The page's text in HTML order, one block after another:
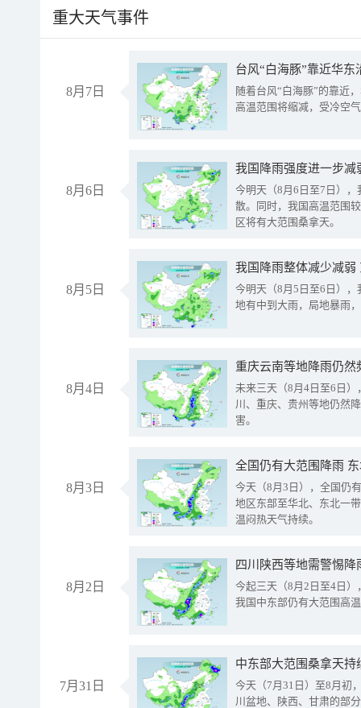
重大天气事件
8月7日
台风“白海豚”靠近华
随着台风“白海豚”的靠近
高温范围将缩减，受冷空
8月6日
今明天（8月6日至7日）
散。同时，我国高温范围
区将有大范围桑拿天。
8月5日
我国降雨整体减少减弱
今明天（8月5日至6日）
地有中到大雨，局地暴雨
8月4日
重庆云南等地降雨仍然
未来三天（8月4日至6日
川、重庆、贵州等地仍然
害。
8月3日
全国仍有大范围降雨
今天（8月3日），全国仍
地区东部至华北、东北一
温闷热天气持续。
8月2日
今起三天（8月2日至4日
我国中东部仍有大范围高
7月31日
中东部大范围桑拿天
今天（7月31日）至8月初
川盆地、陕西、甘肃的部